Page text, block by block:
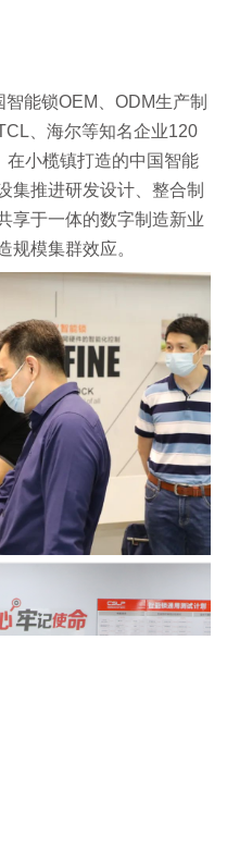
能锁OEM、ODM生产制
、海尔等知名企业120
在小榄镇打造的中国智能
集推进研发设计、整合制
享于一体的数字制造新业
规模集群效应。